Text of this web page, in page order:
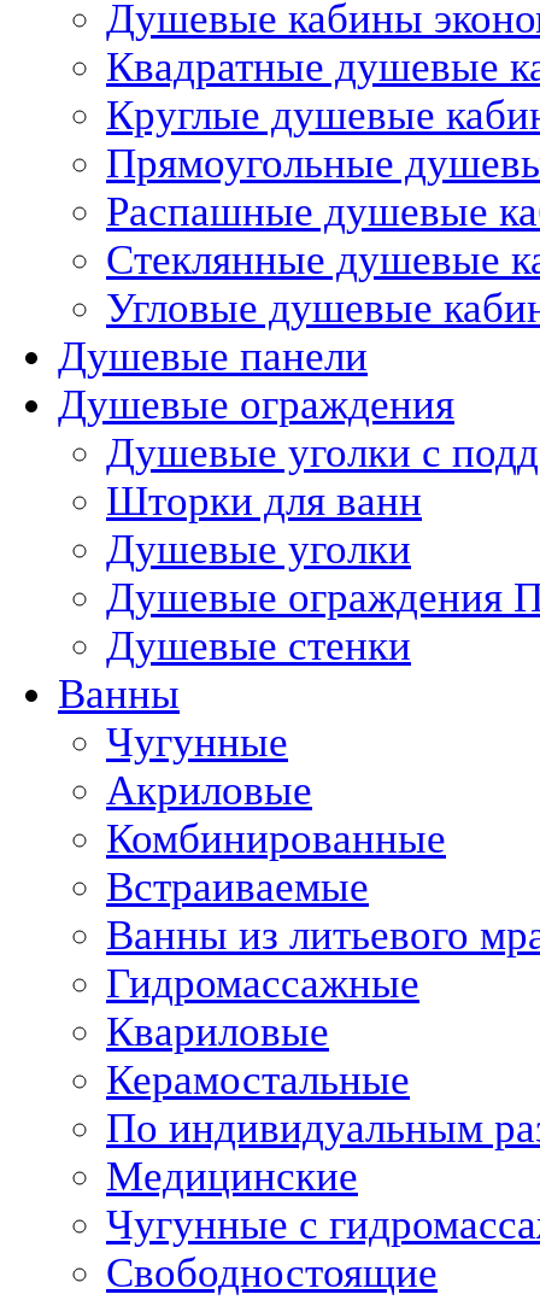
Душевые кабины
Квадратные душевые
Круглые душевые
Прямоугольные
Распашные душевые
Стеклянные душевые
Угловые душевые
Душевые панели
Душевые ограждения
Душевые уголки с
Шторки для ванн
Душевые уголки
Душевые ограждения
Душевые стенки
Ванны
Чугунные
Акриловые
Комбинированные
Встраиваемые
Ванны из литьевого
Гидромассажные
Квариловые
Керамостальные
По индивидуальным
Медицинские
Чугунные с
Свободностоящие